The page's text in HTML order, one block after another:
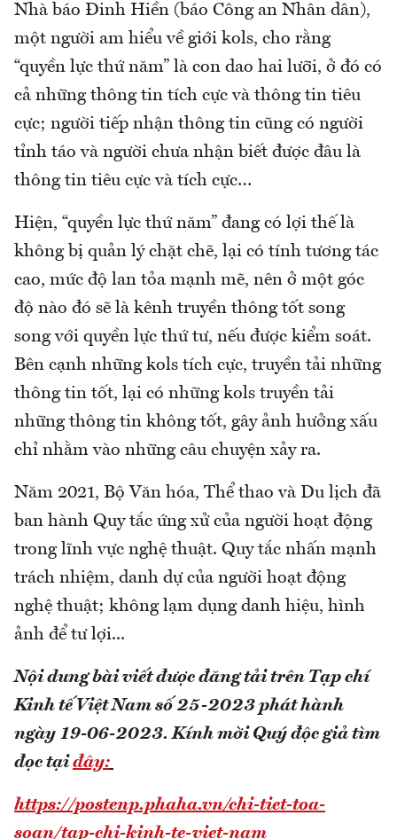
Nhà báo Đinh Hiền (báo Công an Nhân dân),
một người am hiểu về giới kols, cho rằng
“quyền lực thứ năm” là con dao hai lưỡi, ở đó có
cả những thông tin tích cực và thông tin tiêu
cực; người tiếp nhận thông tin cũng có người
tỉnh táo và người chưa nhận biết được đâu là
thông tin tiêu cực và tích cực…
Hiện, “quyền lực thứ năm” đang có lợi thế là
không bị quản lý chặt chẽ, lại có tính tương tác
cao, mức độ lan tỏa mạnh mẽ, nên ở một góc
độ nào đó sẽ là kênh truyền thông tốt song
song với quyền lực thứ tư, nếu được kiểm soát.
Bên cạnh những kols tích cực, truyền tải những
thông tin tốt, lại có những kols truyền tải
những thông tin không tốt, gây ảnh hưởng xấu
chỉ nhằm vào những câu chuyện xảy ra.
Năm 2021, Bộ Văn hóa, Thể thao và Du lịch đã
ban hành Quy tắc ứng xử của người hoạt động
trong lĩnh vực nghệ thuật. Quy tắc nhấn mạnh
trách nhiệm, danh dự của người hoạt động
nghệ thuật; không lạm dụng danh hiệu, hình
ảnh để tư lợi...
Nội dung bài viết được đăng tải trên Tạp chí
Kinh tế Việt Nam số 25-2023 phát hành
ngày 19-06-2023.Kính mời Quý độc giả tìm
đọc tạiđây:
https://postenp.phaha.vn/chi-tiet-toa-
soan/tap-chi-kinh-te-viet-nam